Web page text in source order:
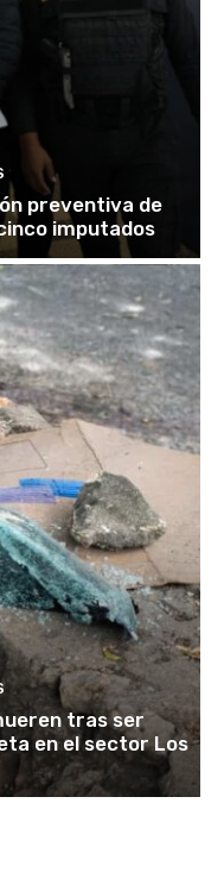
preventiva de
imputados
tras ser
en el sector Los